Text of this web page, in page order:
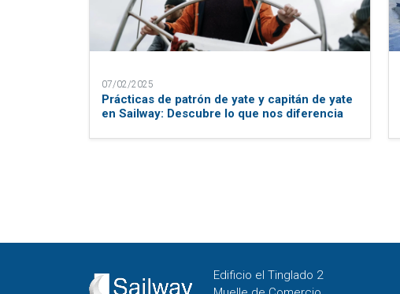
07/02/2025
Prácticas de patrón de yate y capitán de yate
en Sailway: Descubre lo que nos diferencia
Edificio el Tinglado 2